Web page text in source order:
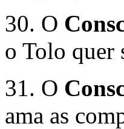
30. O
o Tolo quer
31. O
ama as